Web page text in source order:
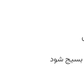
بسیج شود